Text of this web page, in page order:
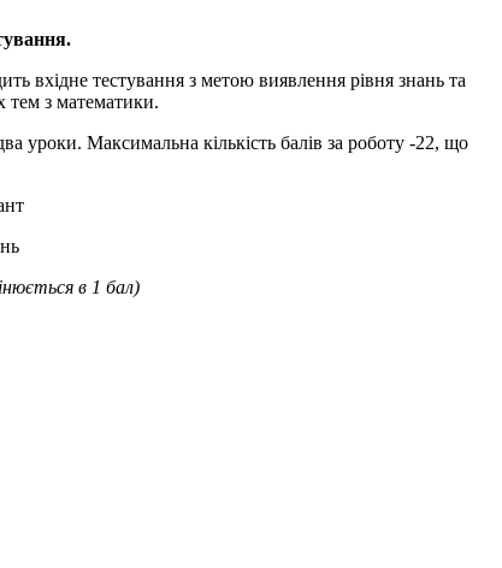
вхідне тестування з метою виявлення рівня знань та
тем з математики.
уроки. Максимальна кількість балів за роботу -22, що
в 1 бал)